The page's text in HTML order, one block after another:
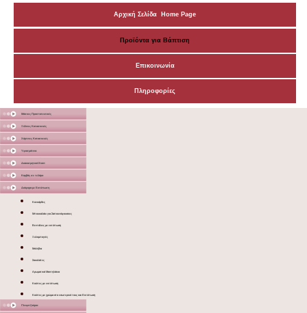
Αρχική Σελίδα Home Page
Προϊόντα για Βάπτιση
Επικοινωνία
Πληροφορίες
Μάσκες Προστατευτικές
Ξύλινες Κατασκευές
Χάρτινες Κατασκευές
Υφασμάτινα
Διακοσμητικά Σταντ
Καμβάς σε τελάρο
Διάφορα με Εκτύπωση
Κονκάρδες
Μπουκαλάκι για Σαπουνόφουσκες
Βεντάλιες με εκτύπωση
Ξυλομπογιές
Μολύβια
Σοκολάτες
Αρωματικά Μαντηλάκια
Κούπες με εκτύπωση
Κούπες με χρώμα στο εσωτερικό τους και Εκτύπωση
Γλειφιτζούρια